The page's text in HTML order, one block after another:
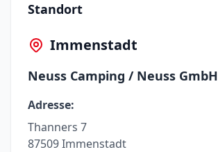
Standort
Immenstadt
Neuss Camping / Neuss GmbH
Adresse:
Thanners 7
87509 Immenstadt